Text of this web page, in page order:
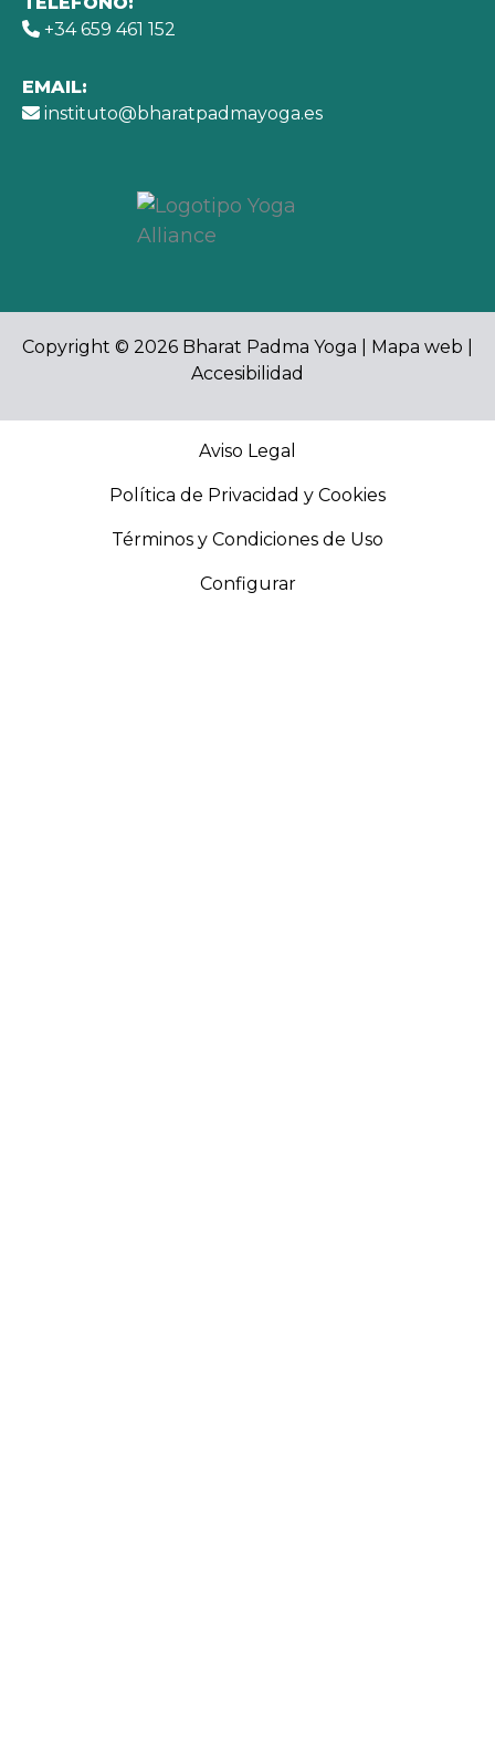
+34 659 461 152
EMAIL:
instituto@bharatpadmayoga.es
Copyright © 2026 Bharat Padma Yoga | Mapa web
Accesibilidad
Aviso Legal
Política de Privacidad y Cookies
Términos y Condiciones de Uso
Configurar